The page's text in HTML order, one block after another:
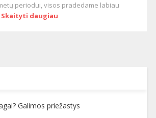
periodui, visos pradedame labiau
Skaityti daugiau
Galimos priežastys